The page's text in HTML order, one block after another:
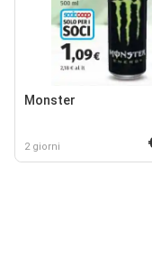
Monster
2 giorni